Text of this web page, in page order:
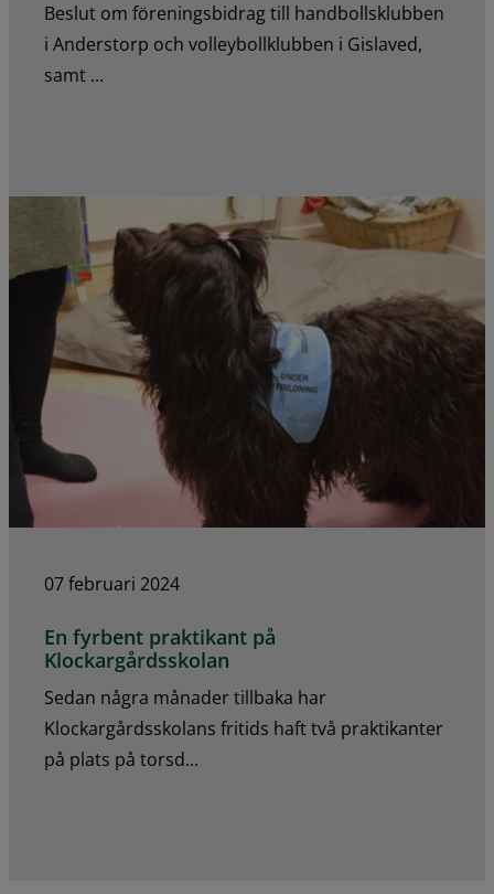
Beslut om föreningsbidrag till handbollsklubben
i Anderstorp och volleybollklubben i Gislaved,
samt ...
07 februari 2024
En fyrbent praktikant på
Klockargårdsskolan
Sedan några månader tillbaka har
Klockargårdsskolans fritids haft två praktikanter
på plats på torsd...